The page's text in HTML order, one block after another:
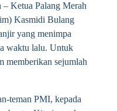
Ketua Palang Merah
Kasmidi Bulang
yang menimpa
waktu lalu. Untuk
memberikan sejumlah
teman PMI, kepada